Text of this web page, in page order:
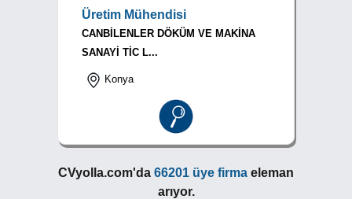
Üretim Mühendisi
CANBİLENLER DÖKÜM VE MAKİNA
SANAYİ TİC L...
Konya
CVyolla.com'da 66201 üye firma eleman
arıyor.